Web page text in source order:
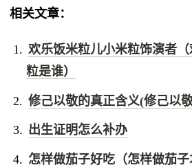
相关文章：
欢乐饭米粒儿小米粒饰演者
粒是谁）
修己以敬的真正含义(修己以
出生证明怎么补办
怎样做茄子好吃（怎样做茄子